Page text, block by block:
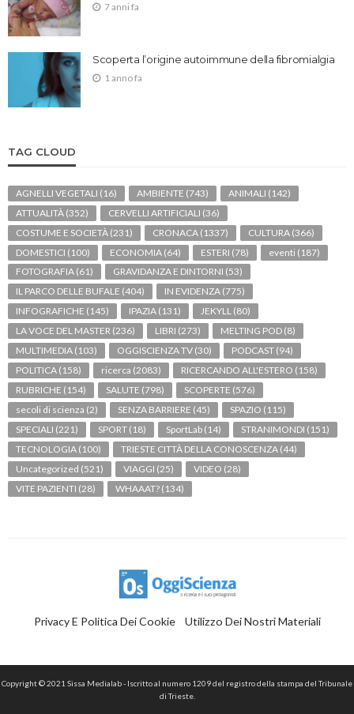
7 anni fa
Scoperta l’origine autoimmune della fibromialgia
1 anno fa
TAG CLOUD
AGNELLI VEGETALI (16) AMBIENTE (743) ANIMALI (142)
ATTUALITÀ (352) CERVELLI ARTIFICIALI (36)
COSTUME E SOCIETÀ (231) CRONACA (1337) CULTURA (366)
DOMESTICI (100) ECONOMIA (64) ESTERI (78) eventi (187)
FOTOGRAFIA (61) GRAVIDANZA E DINTORNI (53)
IL PARCO DELLE BUFALE (404) IN EVIDENZA (775)
INFOGRAFICHE (145) IPAZIA (131) JEKYLL (80)
LA VOCE DEL MASTER (236) LIBRI (273) MELTING POD (8)
MULTIMEDIA (103) OGGISCIENZA TV (30) PODCAST (94)
POLITICA (158) ricerca (2083) RICERCANDO ALL'ESTERO (158)
RUBRICHE (154) SALUTE (798) SCOPERTE (576)
secoli di scienza (2) SENZA BARRIERE (45) SPAZIO (115)
SPECIALI (221) SPORT (18) SportLab (14) STRANIMONDI (151)
TECNOLOGIA (100) TRIESTE CITTÀ DELLA CONOSCENZA (44)
Uncategorized (521) VIAGGI (25) VIDEO (28)
VITE PAZIENTI (28) WHAAAT? (134)
Privacy E Politica Dei Cookie Utilizzo Dei Nostri Materiali
Copyright © 2021 Sissa Medialab - Iscritto al numero 1209 del registro della stampa del Tribunale
di Trieste.